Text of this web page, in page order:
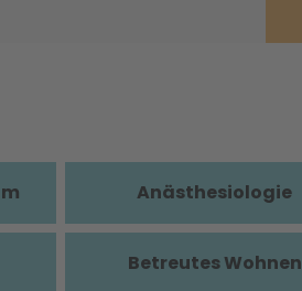
Anästhesiologie
Betreutes Wohnen